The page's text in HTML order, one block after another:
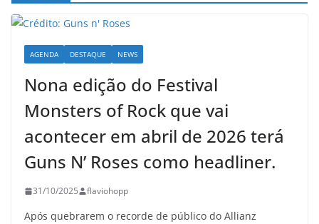
AGENDA DESTAQUE NEWS
Nona edição do Festival
Monsters of Rock que vai
acontecer em abril de 2026 terá
Guns N’ Roses como headliner.
31/10/2025 flaviohopp
Após quebrarem o recorde de público do Allianz